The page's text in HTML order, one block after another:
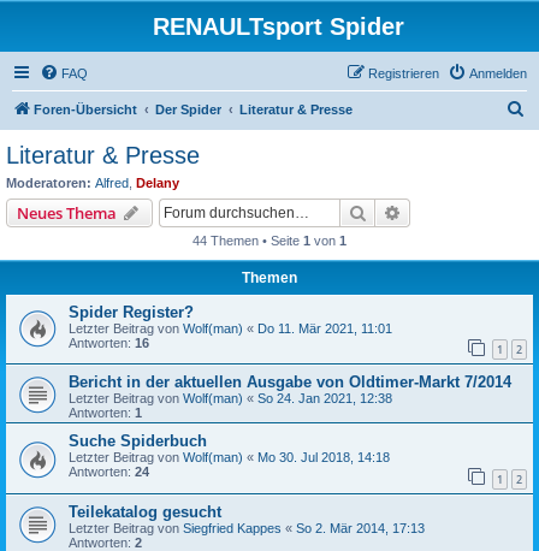
RENAULTsport Spider
FAQ Anmelden
Registrieren
Foren-Übersicht Der Spider Literatur & Presse
Literatur & Presse
Moderatoren: Alfred Delany
Neues Thema Suche
44 Themen • Seite 1 von 1
Themen
Spider Register?
Letzter Beitrag von Wolf(man) « Do 11. Mär 2021, 11:01
Antworten: 16 1 2
Bericht in der aktuellen Ausgabe von Oldtimer-Markt 7/2014
Letzter Beitrag von Wolf(man) « So 24. Jan 2021, 12:38
Antworten: 1
Suche Spiderbuch
Letzter Beitrag von Wolf(man) « Mo 30. Jul 2018, 14:18
Antworten: 24 1 2
Teilekatalog gesucht
Letzter Beitrag von Siegfried Kappes « So 2. Mär 2014, 17:13
Antworten: 2